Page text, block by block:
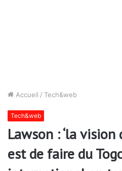
Accueil / Tech&web
Tech&web
Lawson : ‘la vision
est de faire du